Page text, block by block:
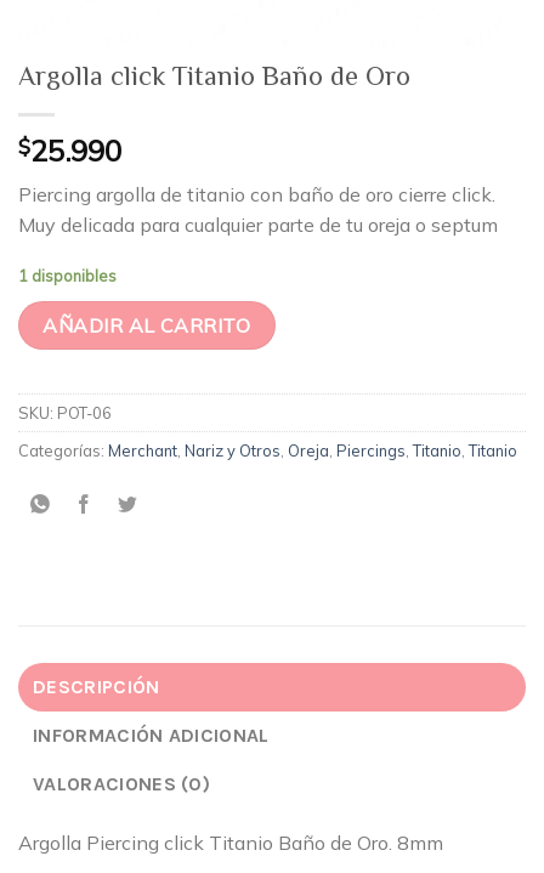
Argolla click Titanio Baño de Oro
$25.990
Piercing argolla de titanio con baño de oro cierre click.
Muy delicada para cualquier parte de tu oreja o septum
1 disponibles
AÑADIR AL CARRITO
SKU: POT-06
Categorías: Merchant, Nariz y Otros, Oreja, Piercings,Titanio,Titanio
DESCRIPCIÓN
INFORMACIÓN ADICIONAL
VALORACIONES (0)
Argolla Piercing click Titanio Baño de Oro. 8mm